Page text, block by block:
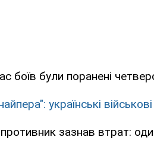
боїв були поранені
українські
зазнав втрат: